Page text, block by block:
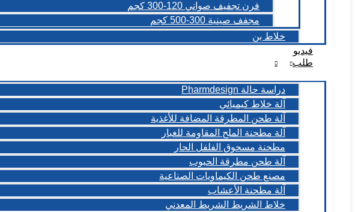
فرن تجفيف صواني 120-300 كجم
مجفف صينية 300-500 كجم
خلاط بن
فيديو
طلب
دراسة حالة Pharmdesign
آلة خلاط كيميائي
آلة طحن المطرقة المضافة للأغذية
آلة مطحنة الملح المقاومة للغبار
مطحنة مسحوق الفلفل الحار
آلة طحن مطرقة الحبوب
مصنع طحن الكيماويات الصناعية
آلة مطحنة الأعشاب
خلاط الشريط الشريط المعدني